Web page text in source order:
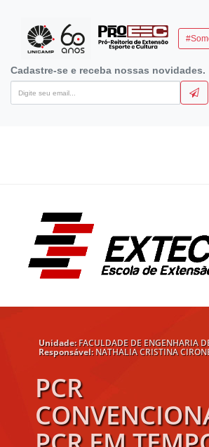
Cadastre-se e receba nossas novidades.
Unidade:FACULDADE DE ENGENHARIA
Responsável:NATHALIA CRISTINA
PCR